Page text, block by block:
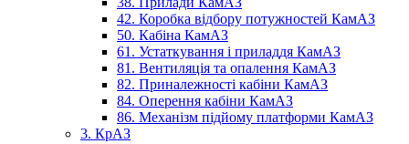
42. Коробка відбору потужностей КамАЗ
50. Кабіна КамАЗ
61. Устаткування і приладдя КамАЗ
81. Вентиляція та опалення КамАЗ
82. Приналежності кабіни КамАЗ
84. Оперення кабіни КамАЗ
86. Механізм підйому платформи КамАЗ
3. КрАЗ